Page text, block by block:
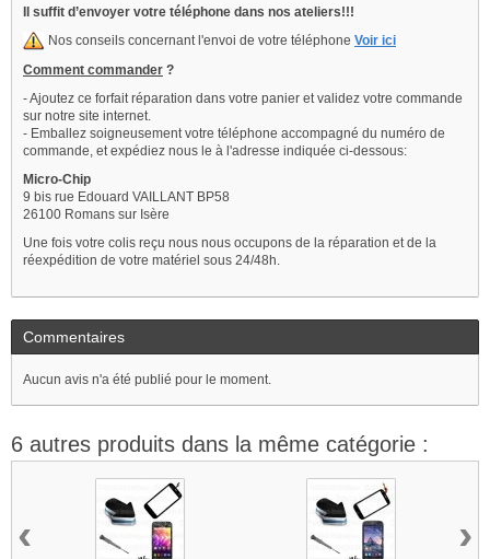
Il suffit d’envoyer votre téléphone dans nos ateliers!!!
Nos conseils concernant l'envoi de votre téléphone Voir ici
Comment commander ?
- Ajoutez ce forfait réparation dans votre panier et validez votre commande
sur notre site internet.
- Emballez soigneusement votre téléphone accompagné du numéro de
commande, et expédiez nous le à l'adresse indiquée ci-dessous:
Micro-Chip
9 bis rue Edouard VAILLANT BP58
26100 Romans sur Isère
Une fois votre colis reçu nous nous occupons de la réparation et de la
réexpédition de votre matériel sous 24/48h.
Commentaires
Aucun avis n'a été publié pour le moment.
6 autres produits dans la même catégorie :
‹ ›